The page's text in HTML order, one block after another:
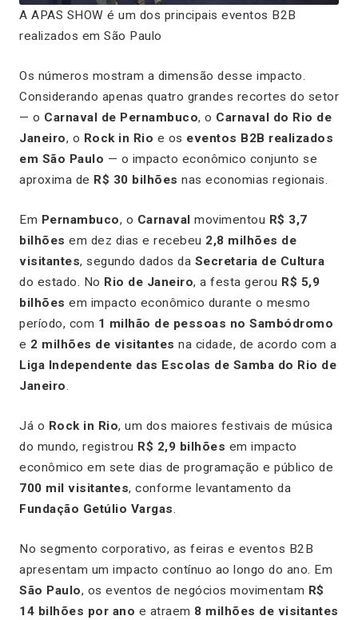
A APAS SHOW é um dos principais eventos B2B
realizados em São Paulo
Os números mostram a dimensão desse impacto.
Considerando apenas quatro grandes recortes do setor
— o Carnaval de Pernambuco, o Carnaval do Rio de
Janeiro, o Rock in Rio e os eventos B2B realizados
em São Paulo — o impacto econômico conjunto se
aproxima de R$ 30 bilhões nas economias regionais.
Em Pernambuco, o Carnaval movimentou R$ 3,7
bilhões em dez dias e recebeu 2,8 milhões de
visitantes, segundo dados da Secretaria de Cultura
do estado. No Rio de Janeiro, a festa gerou R$ 5,9
bilhões em impacto econômico durante o mesmo
período, com 1 milhão de pessoas no Sambódromo
e 2 milhões de visitantes na cidade, de acordo com a
Liga Independente das Escolas de Samba do Rio de
Janeiro.
Já o Rock in Rio, um dos maiores festivais de música
do mundo, registrou R$ 2,9 bilhões em impacto
econômico em sete dias de programação e público de
700 mil visitantes, conforme levantamento da
Fundação Getúlio Vargas.
No segmento corporativo, as feiras e eventos B2B
apresentam um impacto contínuo ao longo do ano. Em
São Paulo, os eventos de negócios movimentam R$
14 bilhões por ano e atraem 8 milhões de visitantes